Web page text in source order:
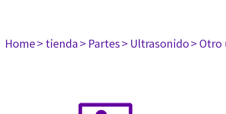
Home> tienda> Partes> Ultrasonido>